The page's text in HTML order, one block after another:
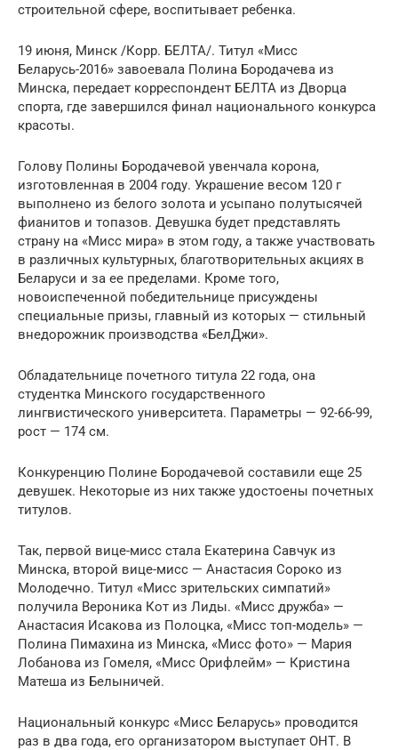
строительной сфере, воспитывает ребенка.
19 июня, Минск /Корр. БЕЛТА/. Титул «Мисс
Беларусь-2016» завоевала Полина Бородачева из
Минска, передает корреспондент БЕЛТА из Дворца
спорта, где завершился финал национального конкурса
красоты.
Голову Полины Бородачевой увенчала корона,
изготовленная в 2004 году. Украшение весом 120 г
выполнено из белого золота и усыпано полутысячей
фианитов и топазов. Девушка будет представлять
страну на «Мисс мира» в этом году, а также участвовать
в различных культурных, благотворительных акциях в
Беларуси и за ее пределами. Кроме того,
новоиспеченной победительнице присуждены
специальные призы, главный из которых — стильный
внедорожник производства «БелДжи».
Обладательнице почетного титула 22 года, она
студентка Минского государственного
лингвистического университета. Параметры — 92-66-99,
рост — 174 см.
Конкуренцию Полине Бородачевой составили еще 25
девушек. Некоторые из них также удостоены почетных
титулов.
Так, первой вице-мисс стала Екатерина Савчук из
Минска, второй вице-мисс — Анастасия Сороко из
Молодечно. Титул «Мисс зрительских симпатий»
получила Вероника Кот из Лиды. «Мисс дружба» —
Анастасия Исакова из Полоцка, «Мисс топ-модель» —
Полина Пимахина из Минска, «Мисс фото» — Мария
Лобанова из Гомеля, «Мисс Орифлейм» — Кристина
Матеша из Белыничей.
Национальный конкурс «Мисс Беларусь» проводится
раз в два года, его организатором выступает ОНТ. В